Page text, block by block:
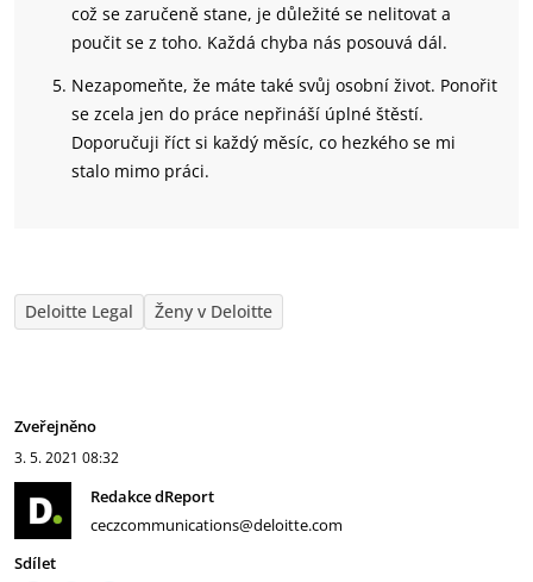
což se zaručeně stane, je důležité se nelitovat a
poučit se z toho. Každá chyba nás posouvá dál.
Nezapomeňte, že máte také svůj osobní život. Ponořit
se zcela jen do práce nepřináší úplné štěstí.
Doporučuji říct si každý měsíc, co hezkého se mi
stalo mimo práci.
Deloitte Legal Ženy v Deloitte
Zveřejněno
3. 5. 2021 08:32
Redakce dReport
ceczcommunications@deloitte.com
Sdílet